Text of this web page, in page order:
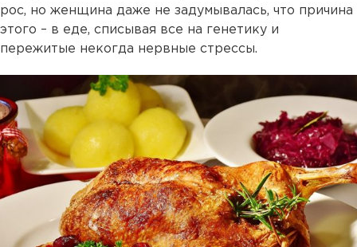
рос, но женщина даже не задумывалась, что причина
этого – в еде, списывая все на генетику и
пережитые некогда нервные стрессы.